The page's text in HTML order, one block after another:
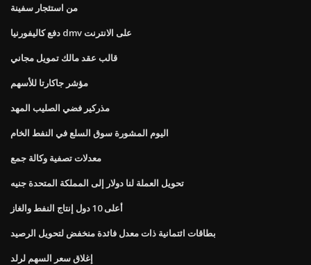
من استئجار سفينة
دفع كاليفورنيا dmv على الانترنت
قالب عقد مالك تمويل مجاني
مؤشر جاكارتا للأسهم
مذركير فضي الصليب المهد
اليوم المشورة سوق السلع في النفط الخام
معدلات تصفية وكالة جمع
تحويل العملة لنا دولار إلى المملكة المتحدة جنيه
أعلى 10 دول إنتاج النفط والغاز
بطاقات ائتمانية ذات معدل فائدة منخفض لتحويل الرصيد
إغلاق سعر السهم لرلد